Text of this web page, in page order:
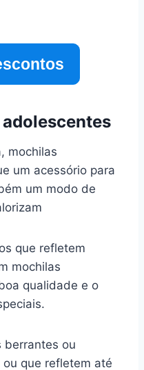
mochilas
um acessório para
um modo de
que refletem
mochilas
qualidade e o
berrantes ou
que refletem até